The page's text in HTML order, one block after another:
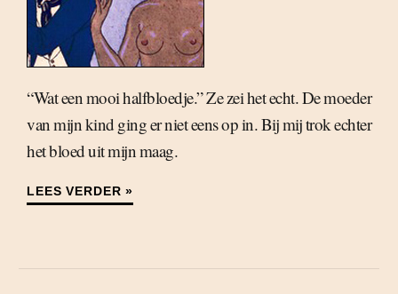
“Wat een mooi halfbloedje.” Ze zei het echt. De moeder
van mijn kind ging er niet eens op in. Bij mij trok echter
het bloed uit mijn maag.
LEES VERDER »